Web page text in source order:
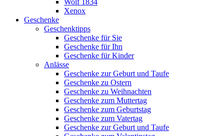
Wolf 1834
Xenox
Geschenke
Geschenktipps
Geschenke für Sie
Geschenke für Ihn
Geschenke für Kinder
Anlässe
Geschenke zur Geburt und Taufe
Geschenke zu Ostern
Geschenke zu Weihnachten
Geschenke zum Muttertag
Geschenke zum Geburtstag
Geschenke zum Vatertag
Geschenke zur Geburt und Taufe